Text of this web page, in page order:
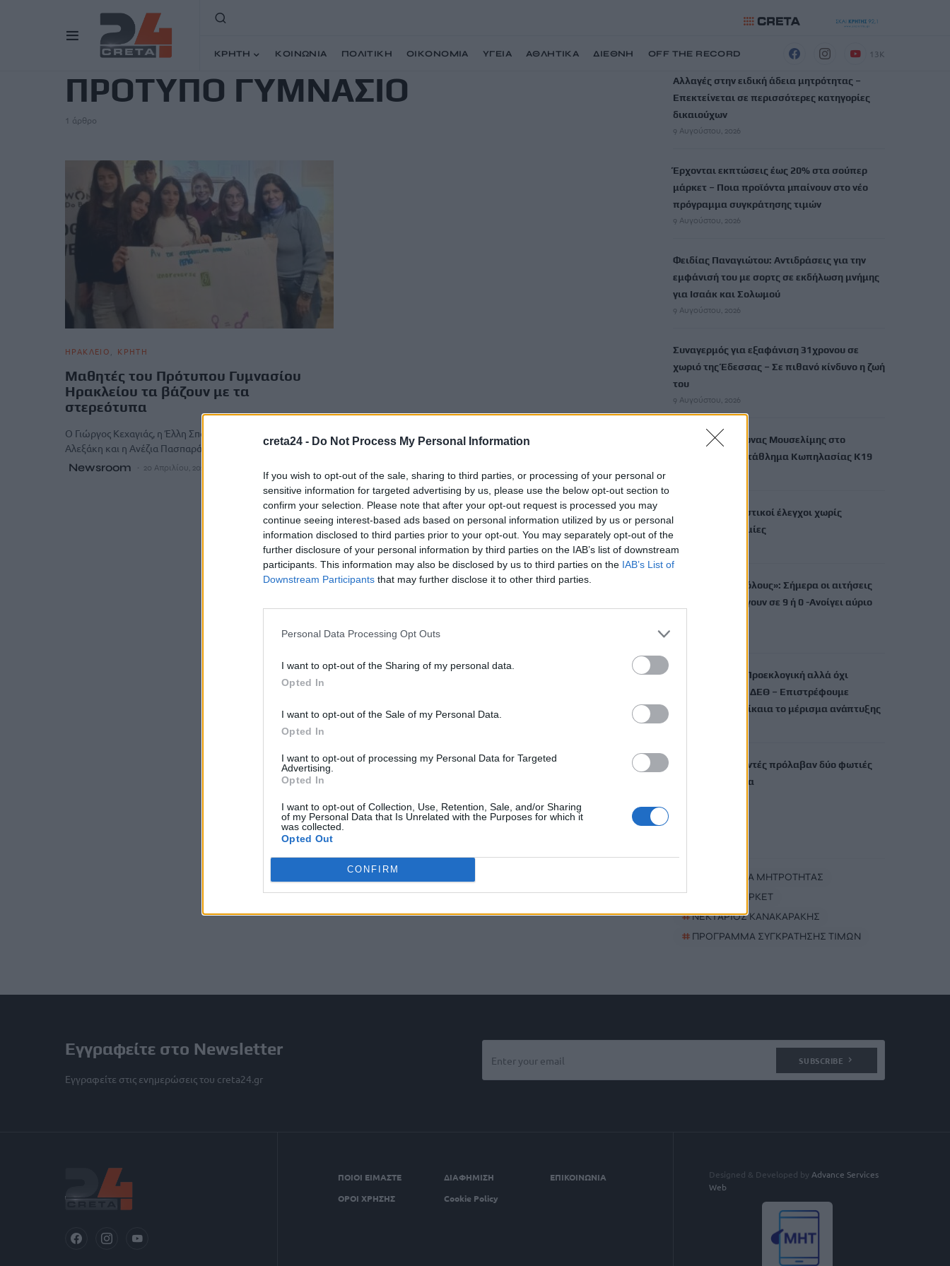
creta24 - Do Not Process My Personal Information
If you wish to opt-out of the sale, sharing to third parties, or processing of your personal or
sensitive information for targeted advertising by us, please use the below opt-out section to
confirm your selection. Please note that after your opt-out request is processed you may
continue seeing interest-based ads based on personal information utilized by us or personal
information disclosed to third parties prior to your opt-out. You may separately opt-out of the
further disclosure of your personal information by third parties on the IAB’s list of downstream
participants. This information may also be disclosed by us to third parties on the IAB’s List of
Downstream Participants that may further disclose it to other third parties.
Personal Data Processing Opt Outs
I want to opt-out of the Sharing of my personal data.
Opted In
I want to opt-out of the Sale of my Personal Data.
Opted In
I want to opt-out of processing my Personal Data for Targeted
Advertising.
Opted In
I want to opt-out of Collection, Use, Retention, Sale, and/or Sharing
of my Personal Data that Is Unrelated with the Purposes for which it
was collected.
Opted Out
CONFIRM
ΚΡΗΤΗ ΚΟΙΝΩΝΙΑ ΠΟΛΙΤΙΚΗ ΟΙΚΟΝΟΜΙΑ ΥΓΕΙΑ ΑΘΛΗΤΙΚΑ ΔΙΕΘΝΗ OFF THE RECORD 13K
ΠΡΟΤΥΠΟ ΓΥΜΝΑΣΙΟ
1 άρθρο
ΗΡΑΚΛΕΙΟ ΚΡΗΤΗ
Μαθητές του Πρότυπου Γυμνασίου
Ηρακλείου τα βάζουν με τα
στερεότυπα
Ο Γιώργος Κεχαγιάς, η Έλλη Σπάθη, η Άννα Δασκαλάκη, η Εύη
Αλεξάκη και η Ανέζια Πασπαράκη είναι μαθητές…
Newsroom 20 Απριλίου, 2026
ΡΟΗ ΕΙΔΗΣΕΩΝ
Αλλαγές στην ειδική άδεια μητρότητας –
Επεκτείνεται σε περισσότερες κατηγορίες
δικαιούχων
9 Αυγούστου, 2026
Έρχονται εκπτώσεις έως 20% στα σούπερ
μάρκετ – Ποια προϊόντα μπαίνουν στο νέο
πρόγραμμα συγκράτησης τιμών
9 Αυγούστου, 2026
Φειδίας Παναγιώτου: Αντιδράσεις για την
εμφάνισή του με σορτς σε εκδήλωση μνήμης
για Ισαάκ και Σολωμού
9 Αυγούστου, 2026
Συναγερμός για εξαφάνιση 31χρονου σε
χωριό της Έδεσσας – Σε πιθανό κίνδυνο η ζωή
του
9 Αυγούστου, 2026
«Χρυσός» ο Ιάσωνας Μουσελίμης στο
Παγκόσμιο Πρωτάθλημα Κωπηλασίας Κ19
ΑΑΔΕ: Αιφνιδιαστικοί έλεγχοι χωρίς
τοπικές… γνωριμίες
«Τουρισμός για όλους»: Σήμερα οι αιτήσεις
για ΑΦΜ που λήγουν σε 9 ή 0 -Ανοίγει αύριο
Κοντογεώργης: Προεκλογική αλλά όχι
παροχολογική η ΔΕΘ – Επιστρέφουμε
αναλογικά και δίκαια το μέρισμα ανάπτυξης
Ρέθυμνο: Εθελοντές πρόλαβαν δύο φωτιές
μέσα σε λίγη ώρα
ΕΙΔΙΚΗ ΑΔΕΙΑ ΜΗΤΡΟΤΗΤΑΣ
#
ΣΟΥΠΕΡ ΜΑΡΚΕΤ
#ΝΕΚΤΑΡΙΟΣ ΚΑΝΑΚΑΡΑΚΗΣ
# ΠΡΟΓΡΑΜΜΑ ΣΥΓΚΡΑΤΗΣΗΣ ΤΙΜΩΝ
Εγγραφείτε στο Newsletter
Εγγραφείτε στις ενημερώσεις του creta24.gr
SUBSCRIBE
ΠΟΙΟΙ ΕΙΜΑΣΤΕ ΔΙΑΦΗΜΙΣΗ
ΕΠΙΚΟΙΝΩΝΙΑ
ΟΡΟΙ ΧΡΗΣΗΣ
Cookie Policy
Designed & Developed by Advance Services
Web